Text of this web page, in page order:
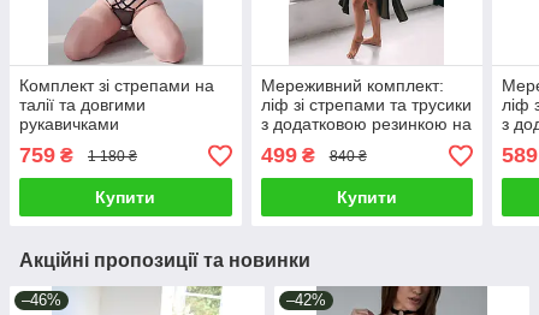
Комплект зі стрепами на
талії та довгими
рукавичками
759 ₴ 1 180 ₴
Купити
Мереживний комплект:
ліф зі стрепами та трусики
з додатковою резинкою на
талії
499₴ 840 ₴
Купити
ліф
з
талії
589
Акційні пропозиції та новинки
–46% –42%